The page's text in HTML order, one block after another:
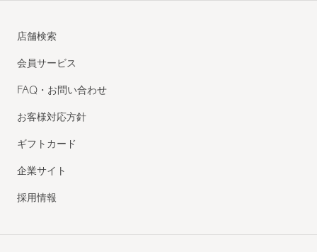
店舗検索
会員サービス
FAQ・お問い合わせ
お客様対応方針
ギフトカード
企業サイト
採用情報